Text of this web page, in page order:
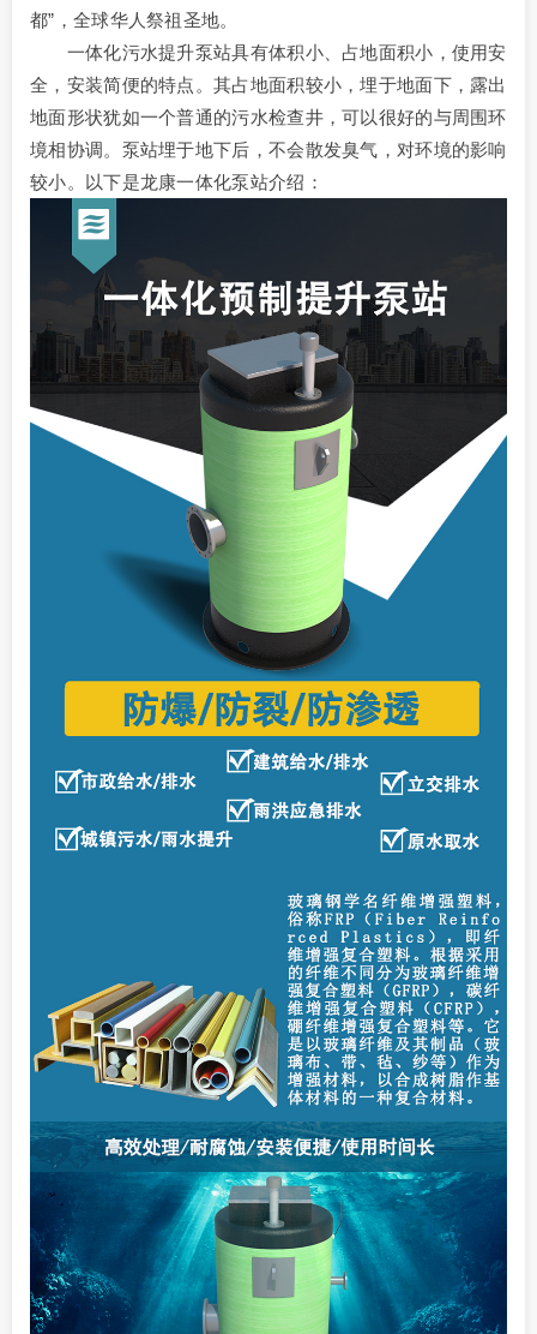
都”，全球华人祭祖圣地。
一体化污水提升泵站具有体积小、占地面积小，使用安
全，安装简便的特点。其占地面积较小，埋于地面下，露出
地面形状犹如一个普通的污水检查井，可以很好的与周围环
境相协调。泵站埋于地下后，不会散发臭气，对环境的影响
较小。以下是龙康一体化泵站介绍：